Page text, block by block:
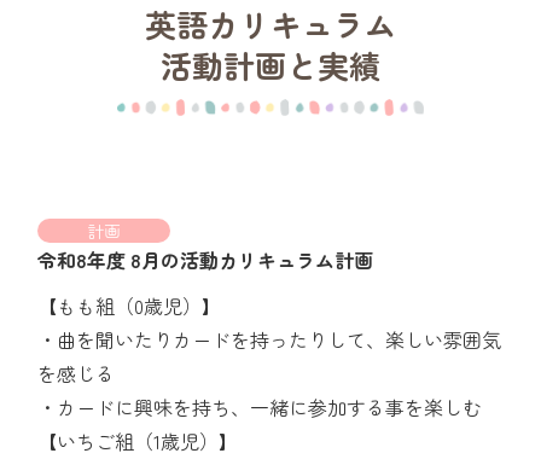
英語カリキュラム
活動計画と実績
計画
令和8年度 8月の活動カリキュラム計画
【もも組（0歳児）】
・曲を聞いたりカードを持ったりして、楽しい雰囲気
を感じる
・カードに興味を持ち、一緒に参加する事を楽しむ
【いちご組（1歳児）】